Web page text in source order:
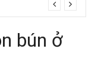
bún ở